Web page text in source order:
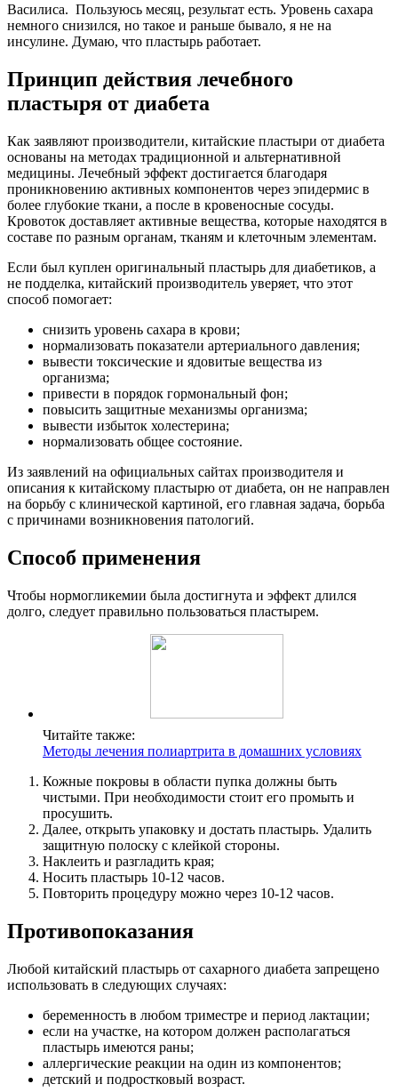
Василиса. Пользуюсь месяц, результат есть. Уровень сахара
немного снизился, но такое и раньше бывало, я не на
инсулине. Думаю, что пластырь работает.
Принцип действия лечебного
пластыря от диабета
Как заявляют производители, китайские пластыри от диабета
основаны на методах традиционной и альтернативной
медицины. Лечебный эффект достигается благодаря
проникновению активных компонентов через эпидермис в
более глубокие ткани, а после в кровеносные сосуды.
Кровоток доставляет активные вещества, которые находятся в
составе по разным органам, тканям и клеточным элементам.
Если был куплен оригинальный пластырь для диабетиков, а
не подделка, китайский производитель уверяет, что этот
способ помогает:
снизить уровень сахара в крови;
нормализовать показатели артериального давления;
вывести токсические и ядовитые вещества из
организма;
привести в порядок гормональный фон;
повысить защитные механизмы организма;
вывести избыток холестерина;
нормализовать общее состояние.
Из заявлений на официальных сайтах производителя и
описания к китайскому пластырю от диабета, он не направлен
на борьбу с клинической картиной, его главная задача, борьба
с причинами возникновения патологий.
Способ применения
Чтобы нормогликемии была достигнута и эффект длился
долго, следует правильно пользоваться пластырем.
Читайте также:
Методы лечения полиартрита в домашних условиях
Кожные покровы в области пупка должны быть
чистыми. При необходимости стоит его промыть и
просушить.
Далее, открыть упаковку и достать пластырь. Удалить
защитную полоску с клейкой стороны.
Наклеить и разгладить края;
Носить пластырь 10-12 часов.
Повторить процедуру можно через 10-12 часов.
Противопоказания
Любой китайский пластырь от сахарного диабета запрещено
использовать в следующих случаях:
беременность в любом триместре и период лактации;
если на участке, на котором должен располагаться
пластырь имеются раны;
аллергические реакции на один из компонентов;
детский и подростковый возраст.